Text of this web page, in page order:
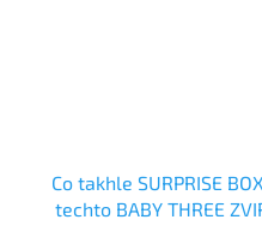
Co takhle SURPRISE
techto BABY THREE